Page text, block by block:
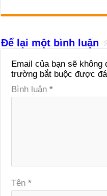
Để lại một bình luận
Email của bạn sẽ
trường bắt buộc được
Bình luận*
Tên*